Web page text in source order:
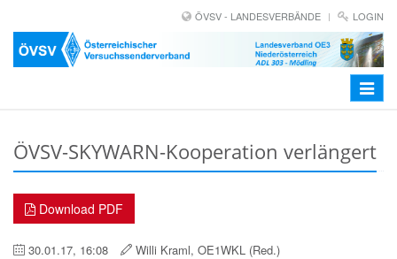
ÖVSV - LANDESVERBÄNDE LOGIN
Toggle
ÖVSV-SKYWARN-Kooperation verlängert
Download PDF
30.01.17, 16:08 Willi Kraml, OE1WKL (Red.)